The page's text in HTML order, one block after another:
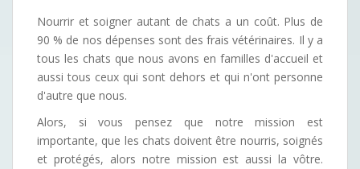
Nourrir et soigner autant de chats a un coût. Plus de
90 % de nos dépenses sont des frais vétérinaires. Il y a
tous les chats que nous avons en familles d'accueil et
aussi tous ceux qui sont dehors et qui n'ont personne
d'autre que nous.
Alors, si vous pensez que notre mission est
importante, que les chats doivent être nourris, soignés
et protégés, alors notre mission est aussi la vôtre.